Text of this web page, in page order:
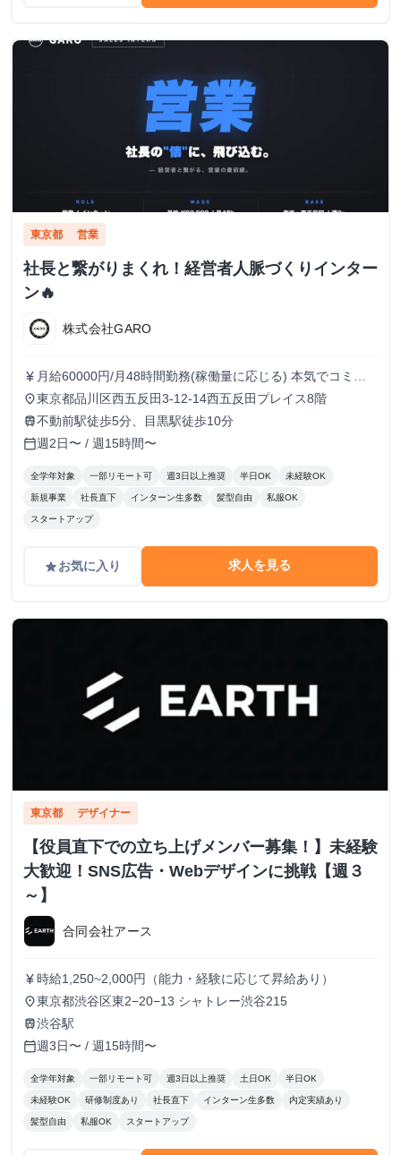
東京都 営業
社長と繋がりまくれ！経営者人脈づくりインター
ン🔥
株式会社GARO
currency_yen 月給60000円/月48時間勤務(稼働量に応じる) 本気でコミッ
トすれば、学生でも圧倒的な実績と報酬を得られる環境で
す！
place東京都品川区西五反田3-12-14西五反田プレイス8階
train不動前駅徒歩5分、目黒駅徒歩10分
calendar_today週2日〜 / 週15時間〜
全学年対象 一部リモート可 週3日以上推奨 半日OK 未経験OK
新規事業 社長直下 インターン生多数 髪型自由 私服OK
スタートアップ
gradeお気に入り 求人を見る
東京都 デザイナー
【役員直下での立ち上げメンバー募集！】未経験
大歓迎！SNS広告・Webデザインに挑戦【週３
～】
合同会社アース
currency_yen 時給1,250~2,000円（能力・経験に応じて昇給あり）
place東京都渋谷区東2−20−13 シャトレー渋谷215
train渋谷駅
calendar_today週3日〜 / 週15時間〜
全学年対象 一部リモート可 週3日以上推奨 土日OK 半日OK
未経験OK 研修制度あり 社長直下 インターン生多数 内定実績あり
髪型自由 私服OK スタートアップ